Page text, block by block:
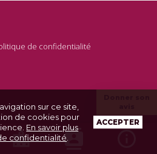
de confidentialité
sur ce site,
de cookies pour
En savoir plus
confidentialité
ACCEPTER